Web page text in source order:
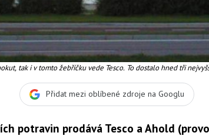
tak i v tomto žebříčku vede Tesco. To dostalo hned tři
Přidat mezi oblíbené zdroje na Googlu
potravin prodává Tesco a Ahold